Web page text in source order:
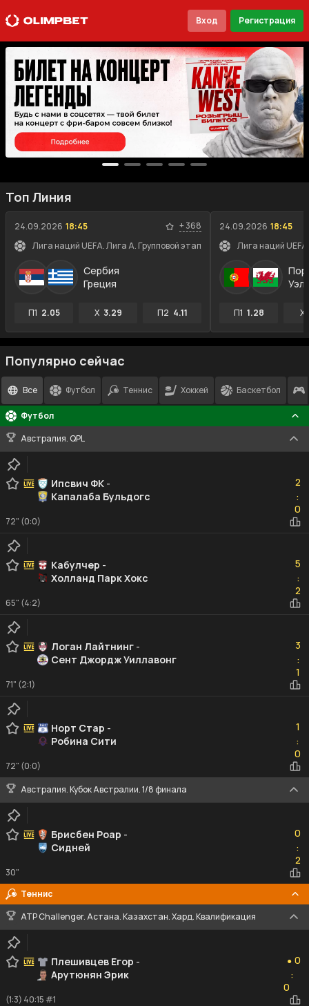
Вход Регистрация
Топ Линия
24.09.2026 18:45 +368
Лига наций UEFA. Лига A. Групповой этап
Сербия
Греция
П1 2.05 X 3.29 П2 4.11
24.09.2026 18:45
Лига наций
П1 1.28 X
Популярно сейчас
Все Футбол Теннис Хоккей Баскетбол
Футбол
Австралия. QPL
Ипсвич ФК -
Капалаба Бульдогс
2
:0
0
72" (0:0)
Кабулчер -
Холланд Парк Хокс
5
:2
2
65" (4:2)
Логан Лайтнинг -
Сент Джордж Уиллавонг
3
:1
1
71" (2:1)
Норт Стар -
Робина Сити
1
:0
0
72" (0:0)
Австралия. Кубок Австралии. 1/8 финала
Брисбен Роар -
Сидней
0
:2
2
30"
Теннис
ATP Challenger. Астана. Казахстан. Хард. Квалификация
Плешивцев Егор -
Арутюнян Эрик
● 0
:
0
(1:3) 40:15 #1